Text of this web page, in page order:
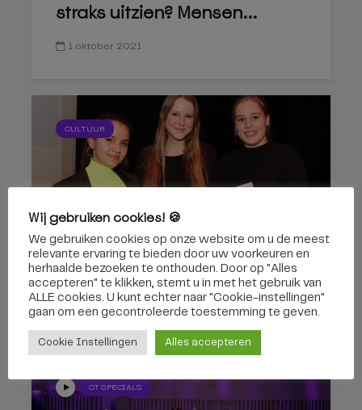
straks uitzien? Mensen...
1 oktober 2021
CULTUUR
Wie pakt dit jaar officieel de
titel Junior Stadsdichter?
OT SPECIALS
Wij gebruiken cookies! 🍪
We gebruiken cookies op onze website om u de meest
relevante ervaring te bieden door uw voorkeuren en
herhaalde bezoeken te onthouden. Door op "Alles
accepteren" te klikken, stemt u in met het gebruik van
ALLE cookies. U kunt echter naar "Cookie-instellingen"
gaan om een ​​gecontroleerde toestemming te geven.
Cookie Instellingen Alles accepteren